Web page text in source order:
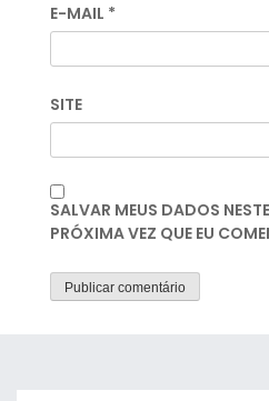
E-MAIL *
SITE
SALVAR MEUS DADOS
PRÓXIMA VEZ QUE EU